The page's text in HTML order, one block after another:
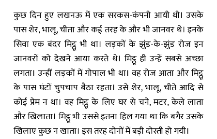
कुछ दिन हुए लखनऊ में एक सरकस-कंपनी आयी थी। उसके
पास शेर, भालू, चीता और कई तरह के और भी जानवर थे। इनके
सिवा एक बंदर मिट्ठू भी था। लड़कों के झुंड-के-झुंड रोज इन
जानवरों को देखने आया करते थे। मिट्ठू ही उन्हें सबसे अच्छा
लगता। उन्हीं लड़कों में गोपाल भी था। वह रोज आता और मिट्ठू
के पास घंटों चुपचाप बैठा रहता। उसे शेर, भालू, चीते आदि से
कोई प्रेम न था। वह मिट्ठू के लिए घर से चने, मटर, केले लाता
और खिलाता। मिट्ठू भी उससे इतना हिल गया था कि बगैर उसके
खिलाए कुछ न खाता। इस तरह दोनों में बड़ी दोस्ती हो गयी।